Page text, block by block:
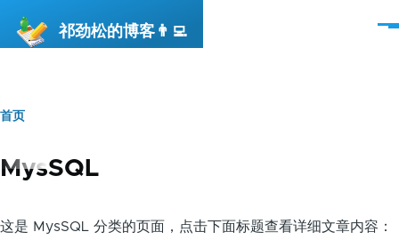
祁劲松的博客👨‍💻
菜
面
包
首页
MysSQL
这是 MysSQL 分类的页面，点击下面标题查看详细文章内容：